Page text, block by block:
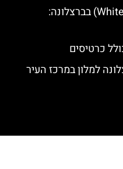
מוזיאון הארנב הלבן (White Rabbit) בברצלונה:
כרטיסים
למלון במרכז העיר